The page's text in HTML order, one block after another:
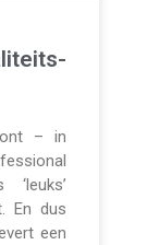
– in
En dus
een